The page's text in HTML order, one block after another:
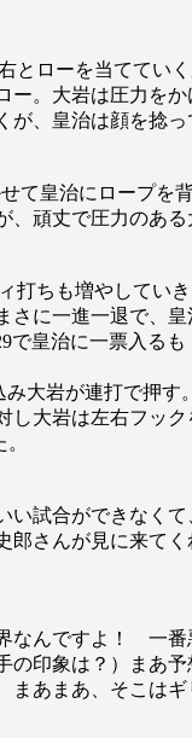
とローを当ててい
。大岩は圧力をか
が、皇治は顔を捻
て皇治にロープを
頑丈で圧力のあ
打ちも増やしてい
に一進一退で、
で皇治に一票入る
大岩が連打で押す
大岩は左右フッ
い試合ができなく
さんが見に来て
なんですよ！ 一
の印象は？）まあ
あまあ、そこは